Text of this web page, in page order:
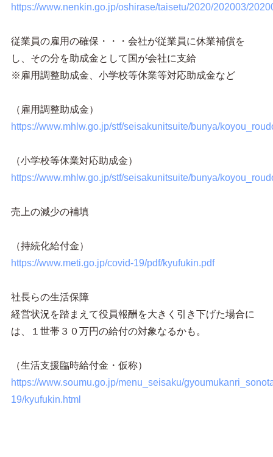
https://www.nenkin.go.jp/oshirase/taisetu/2020/202003/
従業員の雇用の確保・・・会社が従業員に休業補償を
し、その分を助成金として国が会社に支給
※雇用調整助成金、小学校等休業等対応助成金など
（雇用調整助成金）
https://www.mhlw.go.jp/stf/seisakunitsuite/bunya/
（小学校等休業対応助成金）
https://www.mhlw.go.jp/stf/seisakunitsuite/bunya/
売上の減少の補填
（持続化給付金）
https://www.meti.go.jp/covid-19/pdf/kyufukin.pdf
社長らの生活保障
経営状況を踏まえて役員報酬を大きく引き下げた場合に
は、１世帯３０万円の給付の対象なるかも。
（生活支援臨時給付金・仮称）
https://www.soumu.go.jp/menu_seisaku/
19/kyufukin.html